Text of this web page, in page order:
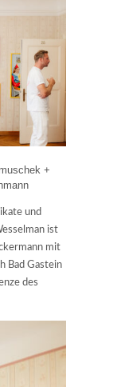
+
und
ist
mit
Bad Gastein
des